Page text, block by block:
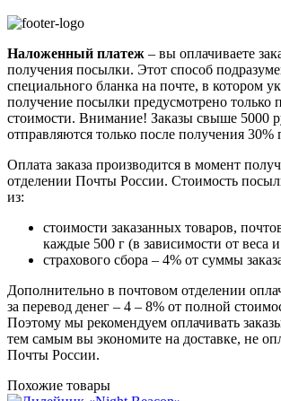
Наложенный платеж – вы оплачиваете
получения посылки. Этот способ
специального бланка на почте, в котором
получение посылки предусмотрено только
стоимости. Внимание! Заказы свыше 5000
отправляются только после получения 30%
Оплата заказа производится в момент
отделении Почты России. Стоимость
из:
стоимости заказанных товаров,
каждые 500 г (в зависимости от веса
страхового сбора – 4% от суммы
Дополнительно в почтовом отделении
за перевод денег – 4 – 8% от полной
Поэтому мы рекомендуем оплачивать
тем самым вы экономите на доставке, не
Почты России.
Похожие товары